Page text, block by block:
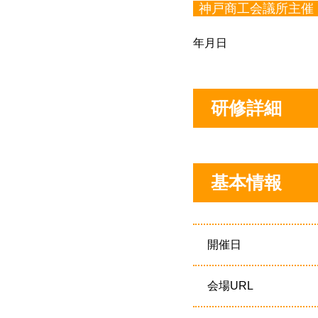
神戸商工会議所主催
年月日
研修詳細
基本情報
開催日
会場URL